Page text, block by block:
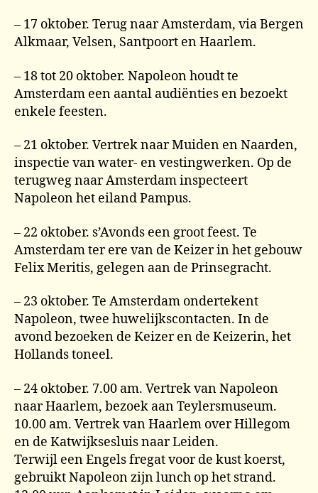
– 17 oktober. Terug naar Amsterdam, via Bergen
Alkmaar, Velsen, Santpoort en Haarlem.
– 18 tot 20 oktober. Napoleon houdt te
Amsterdam een aantal audiënties en bezoekt
enkele feesten.
– 21 oktober. Vertrek naar Muiden en Naarden,
inspectie van water- en vestingwerken. Op de
terugweg naar Amsterdam inspecteert
Napoleon het eiland Pampus.
– 22 oktober. s’Avonds een groot feest. Te
Amsterdam ter ere van de Keizer in het gebouw
Felix Meritis, gelegen aan de Prinsegracht.
– 23 oktober. Te Amsterdam ondertekent
Napoleon, twee huwelijkscontacten. In de
avond bezoeken de Keizer en de Keizerin, het
Hollands toneel.
– 24 oktober. 7.00 am. Vertrek van Napoleon
naar Haarlem, bezoek aan Teylersmuseum.
10.00 am. Vertrek van Haarlem over Hillegom
en de Katwijksesluis naar Leiden.
Terwijl een Engels fregat voor de kust koerst,
gebruikt Napoleon zijn lunch op het strand.